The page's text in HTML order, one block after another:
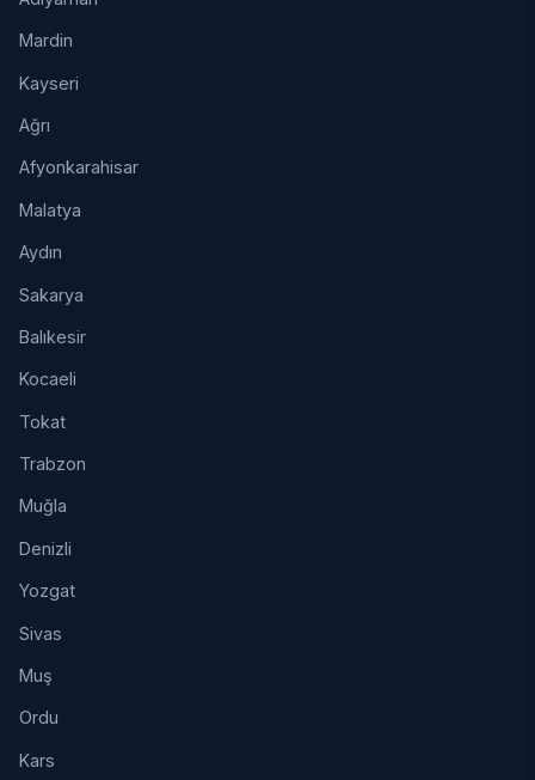
Mardin
Kayseri
Ağrı
Afyonkarahisar
Malatya
Aydın
Sakarya
Balıkesir
Kocaeli
Tokat
Trabzon
Muğla
Denizli
Yozgat
Sivas
Muş
Ordu
Kars